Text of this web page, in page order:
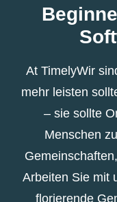
At TimelyWir
mehr leisten
– sie sollte
Menschen
Arbeiten Sie mit
florierende